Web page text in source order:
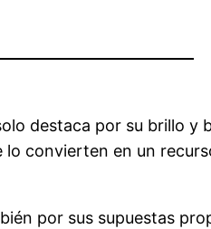
destaca por su brillo y
lo convierten en un
por sus supuestas